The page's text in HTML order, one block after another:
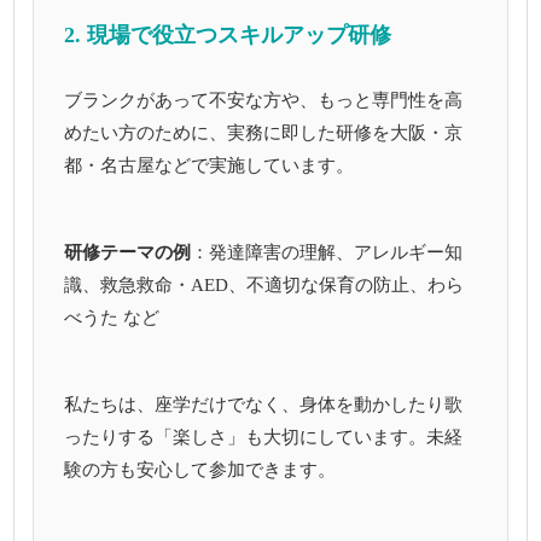
2. 現場で役立つスキルアップ研修
ブランクがあって不安な方や、もっと専門性を高
めたい方のために、実務に即した研修を大阪・京
都・名古屋などで実施しています。
研修テーマの例 ：発達障害の理解、アレルギー知
識、救急救命・AED、不適切な保育の防止、わら
べうた など
私たちは、座学だけでなく、身体を動かしたり歌
ったりする「楽しさ」も大切にしています。未経
験の方も安心して参加できます。